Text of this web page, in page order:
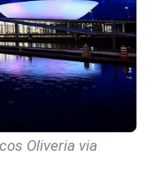
Oliveria via